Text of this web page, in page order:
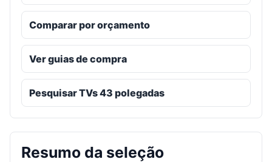
Comparar por orçamento
Ver guias de compra
Pesquisar TVs 43 polegadas
Resumo da seleção